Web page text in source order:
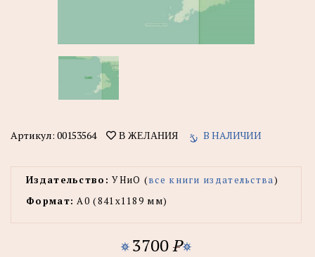
Артикул: 00153564 В ЖЕЛАНИЯ В НАЛИЧИИ
Издательство: УНиО (все книги издательства)
Формат: А0 (841x1189 мм)
3700P